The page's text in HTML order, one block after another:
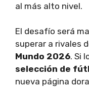
al más alto nivel.
El desafío será
superar a rivales
Mundo 2026. Si
selección de
nueva página